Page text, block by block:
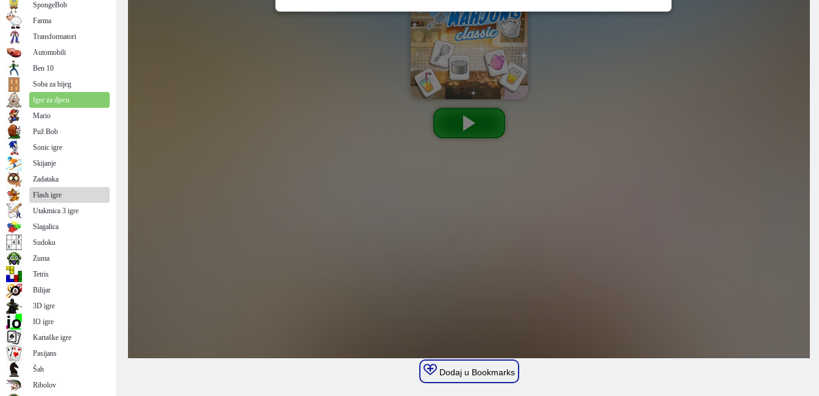
Dodaj u Bookmarks
SpongeBob
Farma
Transformatori
Automobili
Ben 10
Soba za bijeg
Igre za djecu
Mario
Puž Bob
Sonic igre
Skijanje
Zadataka
Flash igre
Utakmica 3 igre
Slagalica
Sudoku
Zuma
Tetris
Bilijar
3D igre
IO igre
Kartaške igre
Pasijans
Šah
Ribolov